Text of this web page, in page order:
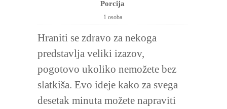
Porcija
1 osoba
Hraniti se zdravo za nekoga
predstavlja veliki izazov,
pogotovo ukoliko nemožete bez
slatkiša. Evo ideje kako za svega
desetak minuta možete napraviti